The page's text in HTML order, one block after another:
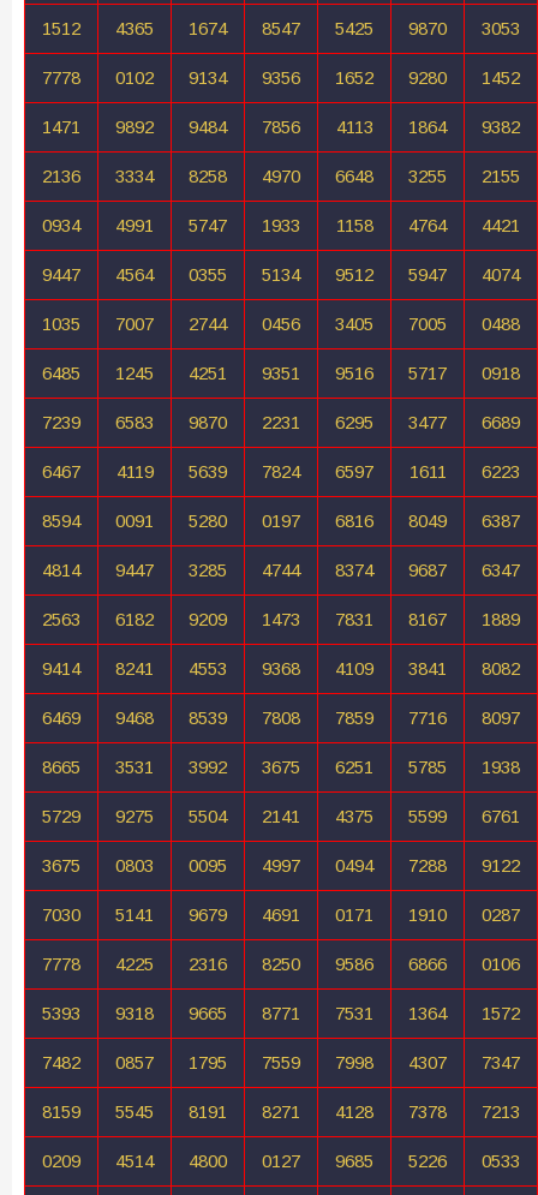
1512 4365 1674 8547 5425 9870 3053
7778 0102 9134 9356 1652 9280 1452
1471 9892 9484 7856 4113 1864 9382
2136 3334 8258 4970 6648 3255 2155
0934 4991 5747 1933 1158 4764 4421
9447 4564 0355 5134 9512 5947 4074
1035 7007 2744 0456 3405 7005 0488
6485 1245 4251 9351 9516 5717 0918
7239 6583 9870 2231 6295 3477 6689
6467 4119 5639 7824 6597 1611 6223
8594 0091 5280 0197 6816 8049 6387
4814 9447 3285 4744 8374 9687 6347
2563 6182 9209 1473 7831 8167 1889
9414 8241 4553 9368 4109 3841 8082
6469 9468 8539 7808 7859 7716 8097
8665 3531 3992 3675 6251 5785 1938
5729 9275 5504 2141 4375 5599 6761
3675 0803 0095 4997 0494 7288 9122
7030 5141 9679 4691 0171 1910 0287
7778 4225 2316 8250 9586 6866 0106
5393 9318 9665 8771 7531 1364 1572
7482 0857 1795 7559 7998 4307 7347
8159 5545 8191 8271 4128 7378 7213
0209 4514 4800 0127 9685 5226 0533